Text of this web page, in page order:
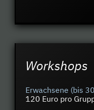
Workshops
Erwachsene (bis
120 Euro pro